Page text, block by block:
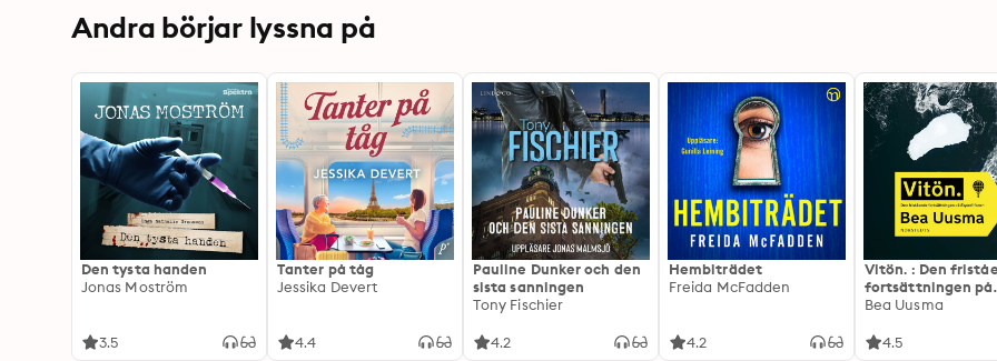
Andra börjar lyssna på
Den tysta handen
Jonas Moström
3.5
Tanter på tåg
Jessika Devert
4.4
Pauline Dunker och den
sista sanningen
Tony Fischier
4.2
Hembiträdet
Freida McFadden
4.2
Vitön. : Den
fortsättningen på
Expeditionen
Bea Uusma
4.5